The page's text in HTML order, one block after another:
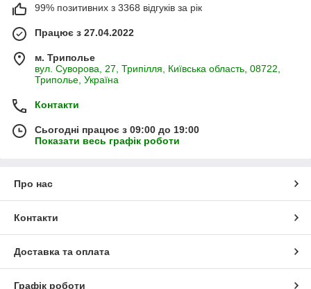
99% позитивних з 3368 відгуків за рік
Працює з 27.04.2022
м. Триполье
вул. Суворова, 27, Трипілля, Київська область, 08722,
Триполье, Україна
Контакти
Сьогодні працює з 09:00 до 19:00
Показати весь графік роботи
Про нас
Контакти
Доставка та оплата
Графік роботи